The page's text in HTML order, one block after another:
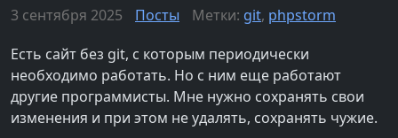
3 сентября 2025 Посты Метки: git, phpstorm
Есть сайт без git, с которым периодически
необходимо работать. Но с ним еще работают
другие программисты. Мне нужно сохранять свои
изменения и при этом не удалять, сохранять чужие.